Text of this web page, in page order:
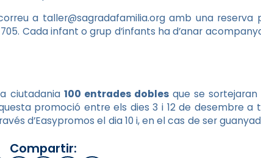
a taller@sagradafamilia.org amb una reserva
Cada infant o grup d’infants ha d’anar
ciutadania 100 entrades doblesque se sortejaran
promoció entre els dies 3 i 12 de desembre a
d’Easypromos el dia 10 i, en el cas de ser
Compartir: